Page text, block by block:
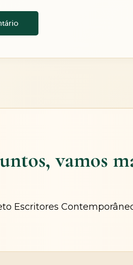
vamos
Escritores